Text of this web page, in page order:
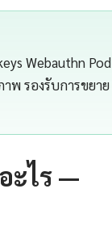
Webauthn Pod
พ รองรับการขยาย
ะไร —